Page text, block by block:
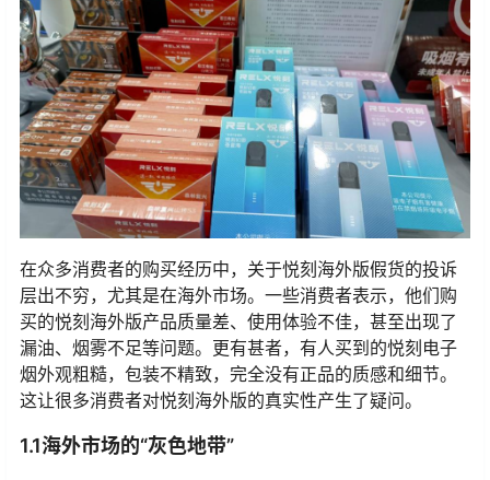
在众多消费者的购买经历中，关于悦刻海外版假货的投诉
层出不穷，尤其是在海外市场。一些消费者表示，他们购
买的悦刻海外版产品质量差、使用体验不佳，甚至出现了
漏油、烟雾不足等问题。更有甚者，有人买到的悦刻电子
烟外观粗糙，包装不精致，完全没有正品的质感和细节。
这让很多消费者对悦刻海外版的真实性产生了疑问。
1.1海外市场的“灰色地带”